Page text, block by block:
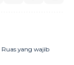
Ruas yang wajib